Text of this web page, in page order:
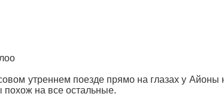
утреннем поезде прямо на глазах у Айоны
похож на все остальные.